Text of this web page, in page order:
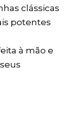
clássicas
potentes
à mão e